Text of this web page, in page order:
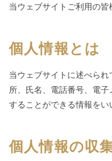
当ウェブサイトご利用の
個人情報とは
当ウェブサイトに述べら
所、氏名、電話番号、電
することができる情報をい
個人情報の収